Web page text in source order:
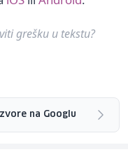
grešku u tekstu?
na Googlu